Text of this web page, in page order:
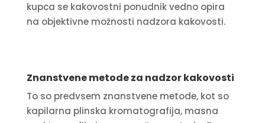
kupca se kakovostni ponudnik vedno opira
na objektivne možnosti nadzora kakovosti.
Znanstvene metode za nadzor kakovosti
To so predvsem znanstvene metode, kot so
kapilarna plinska kromatografija, masna